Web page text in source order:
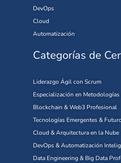
DevOps
Cloud
Automatización
Categorías de
Liderazgo Ágil con Scrum
Especialización en
Blockchain & Web3 Profesional
Tecnologías Emergentes &
Cloud & Arquitectura en la Nube
DevOps & Automatización
Data Engineering & Big Data